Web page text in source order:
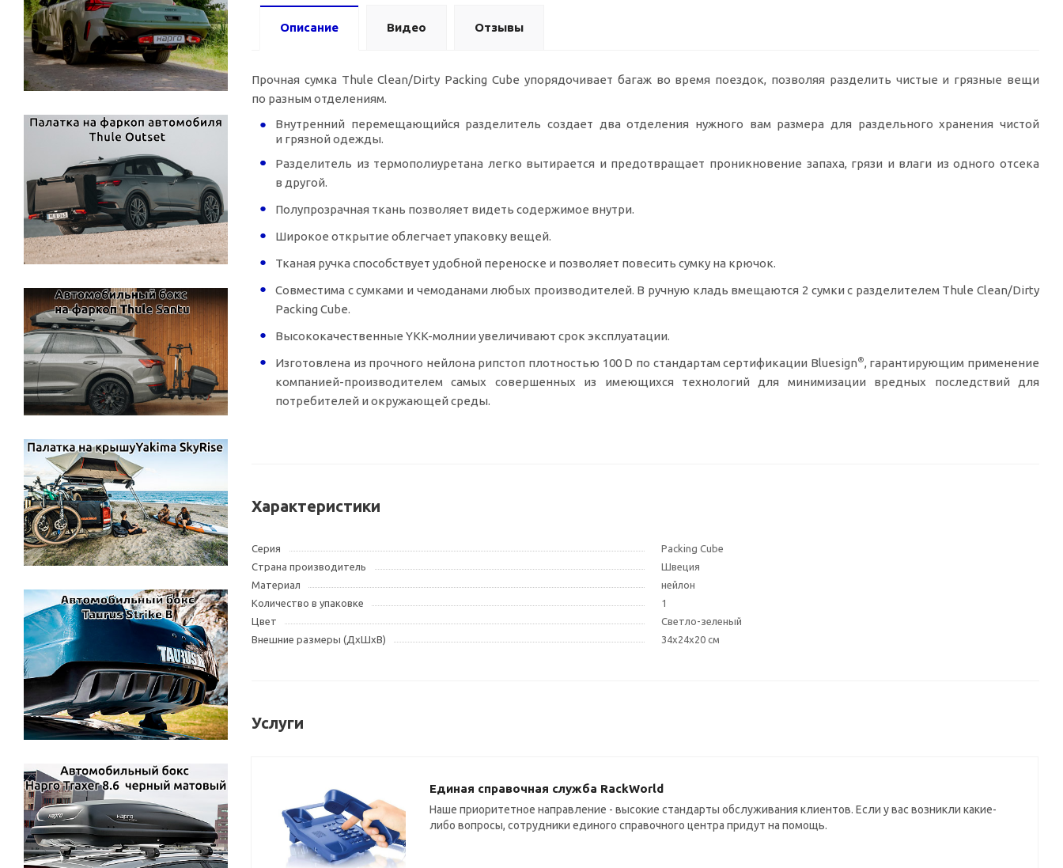
Описание Видео Отзывы
Прочная сумка Thule Clean/Dirty Packing Cube упорядочивает багаж во время поездок, позволяя разделить чистые и грязные вещи
по разным отделениям.
Внутренний перемещающийся разделитель создает два отделения нужного вам размера для раздельного хранения чистой
и грязной одежды.
Разделитель из термополиуретана легко вытирается и предотвращает проникновение запаха, грязи и влаги из одного отсека
в другой.
Полупрозрачная ткань позволяет видеть содержимое внутри.
Широкое открытие облегчает упаковку вещей.
Тканая ручка способствует удобной переноске и позволяет повесить сумку на крючок.
Совместима с сумками и чемоданами любых производителей. В ручную кладь вмещаются 2 сумки с разделителем Thule Clean/Dirty
Packing Cube.
Высококачественные YKK-молнии увеличивают срок эксплуатации.
Изготовлена из прочного нейлона рипстоп плотностью 100 D по стандартам сертификации Bluesign®, гарантирующим применение
компанией-производителем самых совершенных из имеющихся технологий для минимизации вредных последствий для
потребителей и окружающей среды.
Характеристики
Серия
Packing Cube
Страна производитель
Швеция
Материал
нейлон
Количество в упаковке
1
Цвет
Светло-зеленый
Внешние размеры (ДxШxВ)
34x24x20 см
Услуги
Единая справочная служба RackWorld
Наше приоритетное направление - высокие стандарты обслуживания клиентов. Если у вас возникли какие-
либо вопросы, сотрудники единого справочного центра придут на помощь.